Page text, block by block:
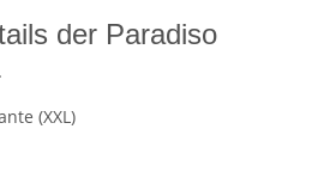
der Paradiso
(XXL)